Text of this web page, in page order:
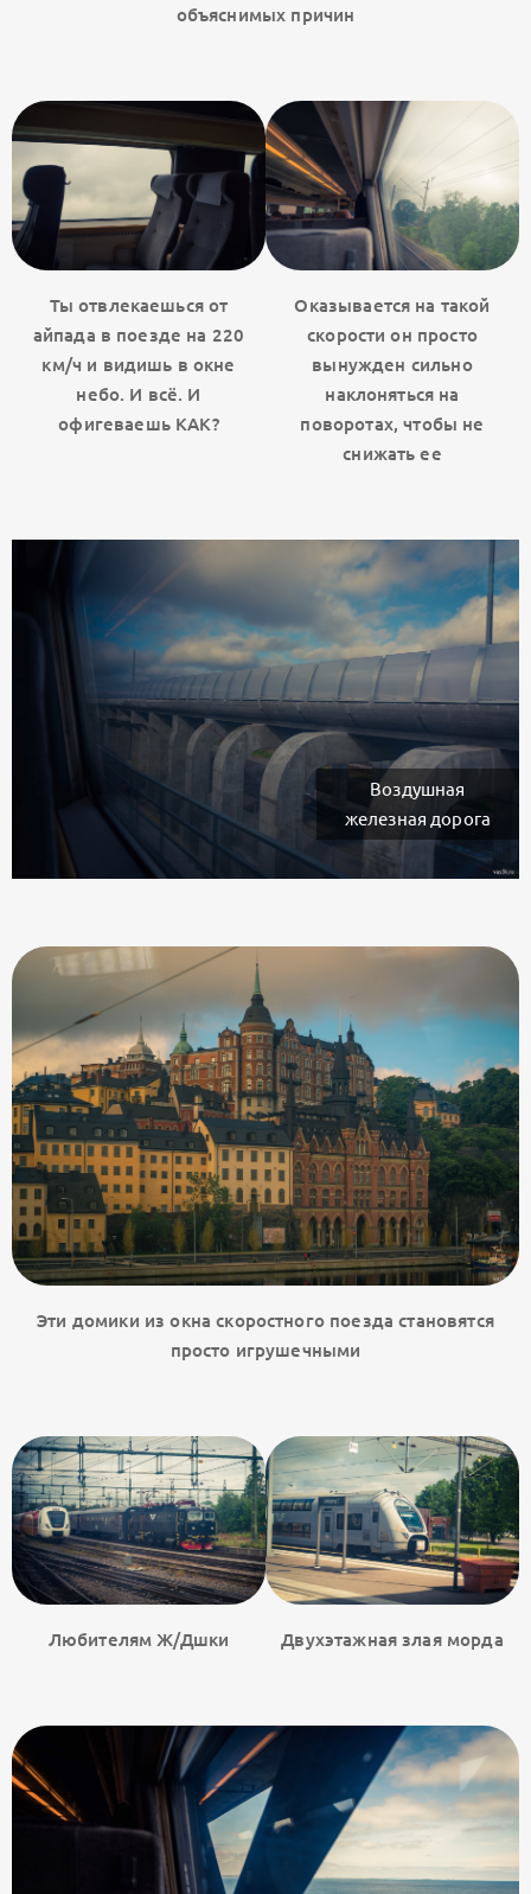
объяснимых причин
Ты отвлекаешься от
айпада в поезде на 220
км/ч и видишь в окне
небо. И всё. И
офигеваешь КАК?
Оказывается на такой
скорости он просто
вынужден сильно
наклоняться на
поворотах, чтобы не
снижать ее
Воздушная
железная дорога
Эти домики из окна скоростного поезда становятся
просто игрушечными
Любителям Ж/Дшки Двухэтажная злая морда